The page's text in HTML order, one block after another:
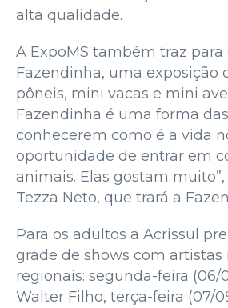
alta qualidade.
A ExpoMS também traz para
Fazendinha, uma exposição
pôneis, mini vacas e mini
Fazendinha é uma forma
conhecerem como é a vida
oportunidade de entrar em
animais. Elas gostam
Tezza Neto, que trará a
Para os adultos a Acrissul
grade de shows com artistas
regionais: segunda-feira (06/
Walter Filho, terça-feira (07/